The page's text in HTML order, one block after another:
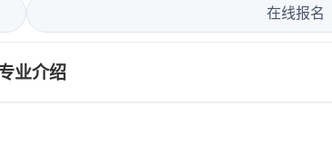
在线报名
业介绍